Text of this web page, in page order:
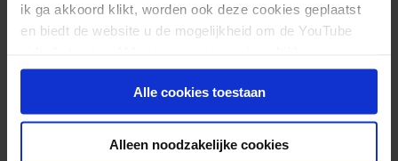
ik ga akkoord klikt, worden ook deze cookies geplaatst
en biedt de website u de mogelijkheid om de YouTube
intrekken.
Alle cookies toestaan
Alleen noodzakelijke cookies
bij de patiënt wordt ingezet. De effectiviteit van e-
mental health is onder meer afhankelijk van de
vaardigheden en mogelijkheden van de patiënt om
met digitale informatie te kunnen omgaan en de
motivatie. In een aantal NHG-Standaarden is
gewezen op mogelijke e-health toepassingen